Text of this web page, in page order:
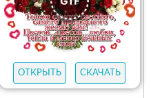
ОТКРЫТЬ СКАЧАТЬ